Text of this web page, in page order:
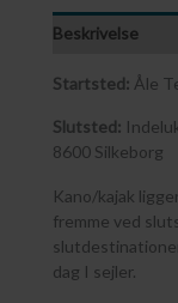
Beskrivelse
Startsted: Åle
Slutsted:
8600 Silkeborg
Kano/kajak
fremme ved
dag I sejler.